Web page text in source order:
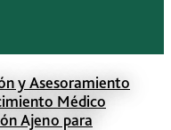
y Asesoramiento
Médico
Ajeno para